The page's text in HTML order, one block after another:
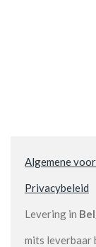
Algemene
Privacybeleid
Levering in
mits leverbaar